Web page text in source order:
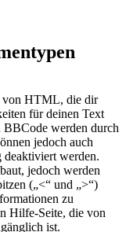
von HTML, die dir
für deinen Text
werden durch
jedoch auch
deaktiviert werden.
jedoch werden
(„<“ und „>“)
zu
Hilfe-Seite, die von
ist.